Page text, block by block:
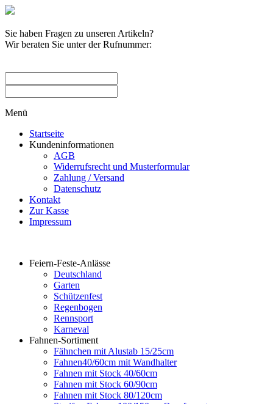
Sie haben Fragen zu unseren Artikeln?
Wir beraten Sie unter der Rufnummer:
Menü
Startseite
Kundeninformationen
AGB
Widerrufsrecht und Musterformular
Zahlung / Versand
Datenschutz
Kontakt
Zur Kasse
Impressum
Feiern-Feste-Anlässe
Deutschland
Garten
Schützenfest
Regenbogen
Rennsport
Karneval
Fahnen-Sortiment
Fähnchen mit Alustab 15/25cm
Fahnen40/60cm mit Wandhalter
Fahnen mit Stock 40/60cm
Fahnen mit Stock 60/90cm
Fahnen mit Stock 80/120cm